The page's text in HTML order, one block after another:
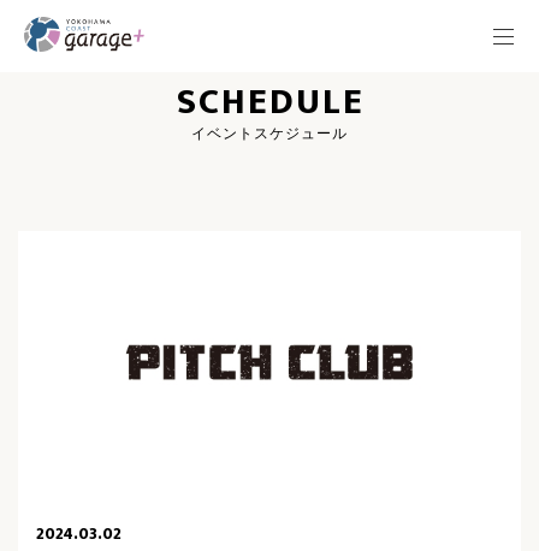
SCHEDULE
イベントスケジュール
2024.03.02